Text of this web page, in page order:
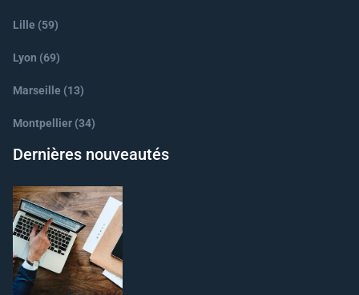
Lille (59)
Lyon (69)
Marseille (13)
Montpellier (34)
Dernières nouveautés